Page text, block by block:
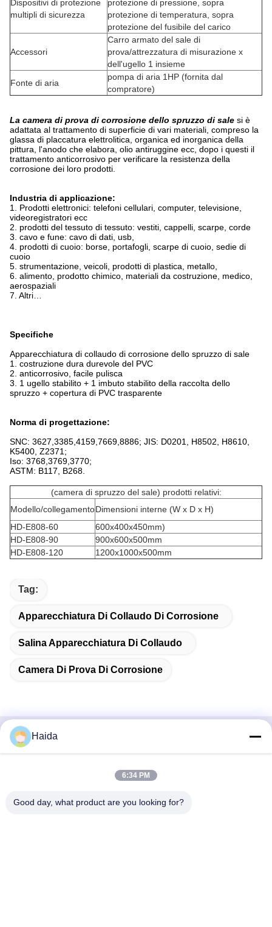
Dispositivi di protezione
multipli di sicurezza
protezione di pressione, sopra
protezione di temperatura, sopra
protezione del fusibile del carico
Accessori
Carro armato del sale di
prova/attrezzatura di misurazione x
dell'ugello 1 insieme
Fonte di aria
pompa di aria 1HP (fornita dal
compratore)
La camera di prova di corrosione dello spruzzo di sale si è
adattata al trattamento di superficie di vari materiali, compreso la
glassa di placcatura elettrolitica, organica ed inorganica della
pittura, l'anodo che elabora, olio antiruggine ecc, dopo i questi il
trattamento anticorrosivo per verificare la resistenza della
corrosione dei loro prodotti.
Industria di applicazione:
1. Prodotti elettronici: telefoni cellulari, computer, televisione,
videoregistratori ecc
2. prodotti del tessuto di tessuto: vestiti, cappelli, scarpe, corde
3. cavo e fune: cavo di dati, usb,
4. prodotti di cuoio: borse, portafogli, scarpe di cuoio, sedie di
cuoio
5. strumentazione, veicoli, prodotti di plastica, metallo,
6. alimento, prodotto chimico, materiali da costruzione, medico,
aerospaziali
7. Altri…
Specifiche
Apparecchiatura di collaudo di corrosione dello spruzzo di sale
1. costruzione dura durevole del PVC
2. anticorrosivo, facile pulisca
3. 1 ugello stabilito + 1 imbuto stabilito della raccolta dello
spruzzo + copertura di PVC trasparente
Norma di progettazione:
SNC: 3627,3385,4159,7669,8886; JIS: D0201, H8502, H8610,
K5400, Z2371;
Iso: 3768,3769,3770;
ASTM: B117, B268.
(camera di spruzzo del sale) prodotti relativi:
Modello/collegamentoDimensioni interne (W x D x H)
HD-E808-60
600x400x450mm)
HD-E808-90
900x600x500mm
HD-E808-120
1200x1000x500mm
Tag:
Apparecchiatura Di Collaudo Di Corrosione
Salina Apparecchiatura Di Collaudo
Camera Di Prova Di Corrosione
Contatto rapido
Digital, distretto di Nancheng, città di Dongguan, provincia
Haida
6:34 PM
Good day, what product are you looking for?